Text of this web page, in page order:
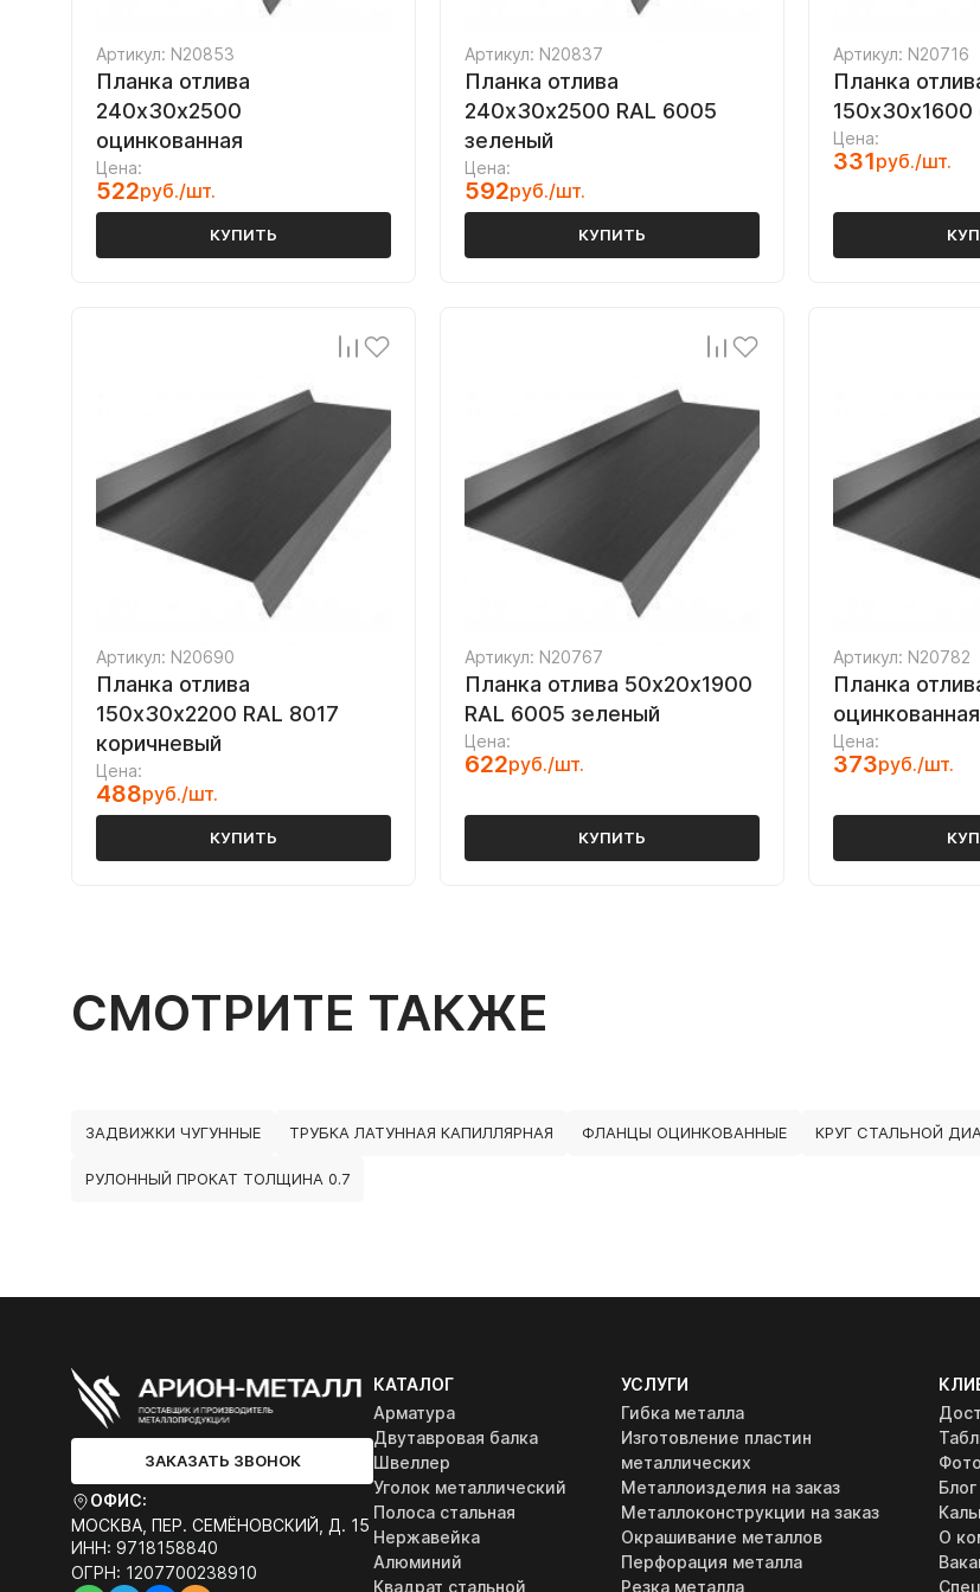
Артикул: N20853
Планка отлива
240х30х2500
оцинкованная
Цена:
522руб./шт.
КУПИТЬ
Артикул: N20837
Планка отлива
240х30х2500 RAL 6005
зеленый
Цена:
592руб./шт.
КУПИТЬ
Артикул: N20716
Планка
150х30х1600
Цена:
331руб./шт.
Артикул: N20690
Планка отлива
150х30х2200 RAL 8017
коричневый
Цена:
488руб./шт.
КУПИТЬ
Артикул: N20767
Планка отлива 50х20х1900
RAL 6005 зеленый
Цена:
622руб./шт.
КУПИТЬ
Артикул: N20782
Планка
оцинкованная
Цена:
373руб./шт.
СМОТРИТЕ ТАКЖЕ
ЗАДВИЖКИ ЧУГУННЫЕ ТРУБКА ЛАТУННАЯ КАПИЛЛЯРНАЯ ФЛАНЦЫ ОЦИНКОВАННЫЕ КРУГ СТАЛЬНОЙ
РУЛОННЫЙ ПРОКАТ ТОЛЩИНА 0.7
ЗАКАЗАТЬ ЗВОНОК
ОФИС:
МОСКВА, ПЕР. СЕМЁНОВСКИЙ, Д. 15
ИНН: 9718158840
ОГРН: 1207700238910
КАТАЛОГ
Арматура
Двутавровая балка
Швеллер
Уголок металлический
Полоса стальная
Нержавейка
Алюминий
Квадрат стальной
УСЛУГИ
Гибка металла
Изготовление пластин
металлических
Металлоизделия на заказ
Металлоконструкции на заказ
Окрашивание металлов
Перфорация металла
Резка металла
Блог
О